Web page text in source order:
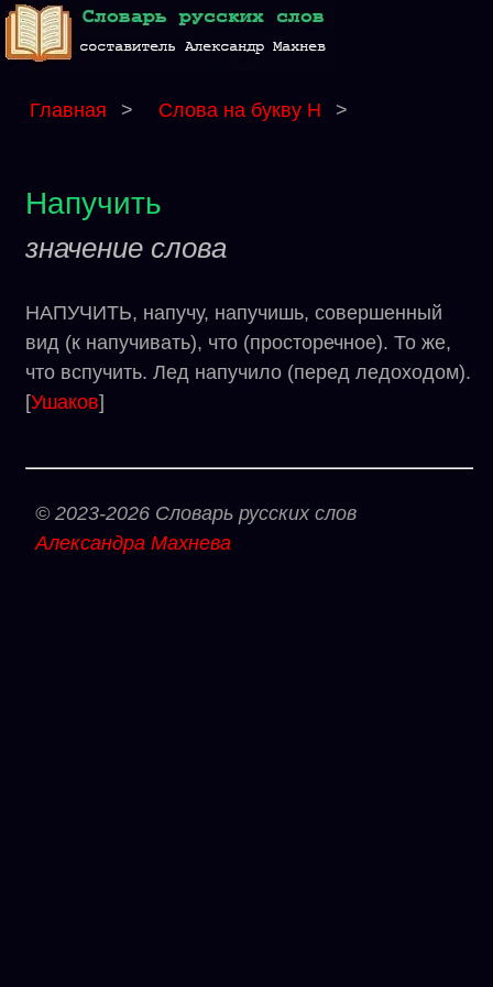
Главная > Слова на букву Н >
Напучить
значение слова
НАПУЧИТЬ, напучу, напучишь, совершенный
вид (к напучивать), что (просторечное). То же,
что вспучить. Лед напучило (перед ледоходом).
[Ушаков]
© 2023-2026 Словарь русских слов
Александра Махнева